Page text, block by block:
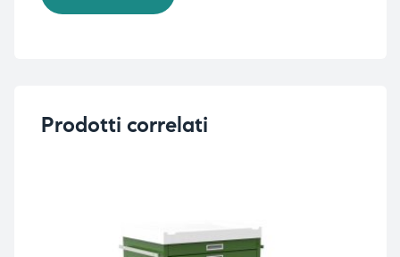
Prodotti correlati